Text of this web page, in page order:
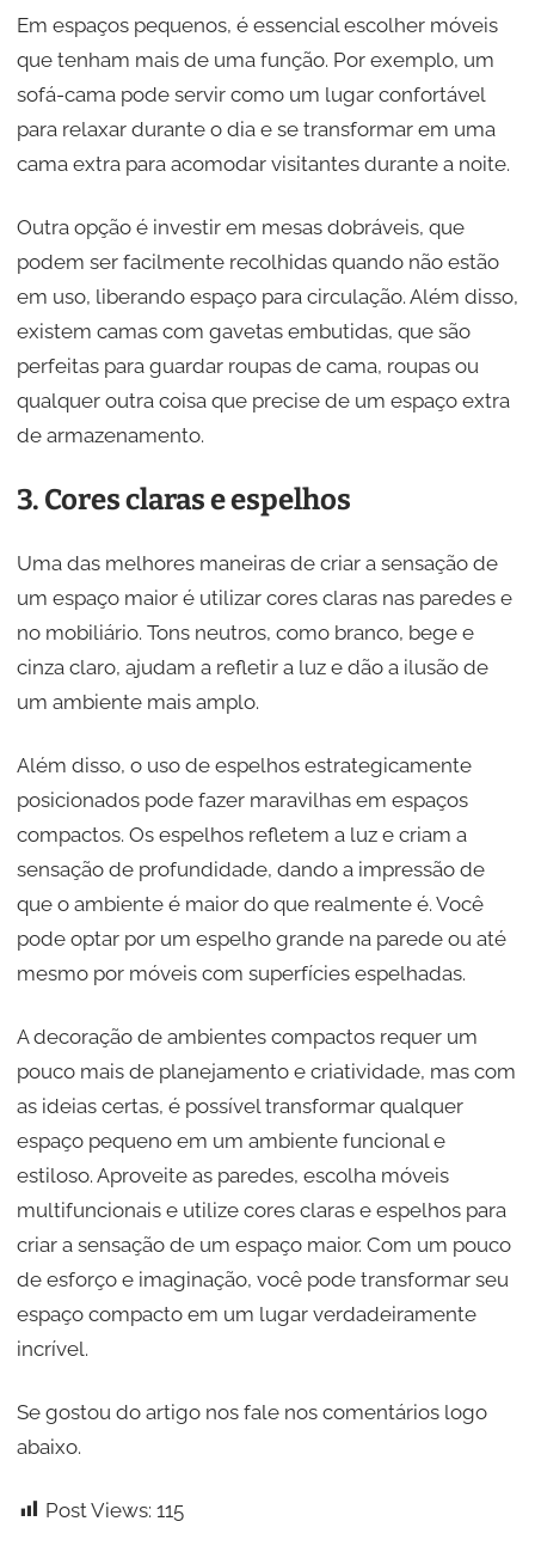
Em espaços pequenos, é essencial escolher móveis
que tenham mais de uma função. Por exemplo, um
sofá-cama pode servir como um lugar confortável
para relaxar durante o dia e se transformar em uma
cama extra para acomodar visitantes durante a noite.
Outra opção é investir em mesas dobráveis, que
podem ser facilmente recolhidas quando não estão
em uso, liberando espaço para circulação. Além disso,
existem camas com gavetas embutidas, que são
perfeitas para guardar roupas de cama, roupas ou
qualquer outra coisa que precise de um espaço extra
de armazenamento.
3. Cores claras e espelhos
Uma das melhores maneiras de criar a sensação de
um espaço maior é utilizar cores claras nas paredes e
no mobiliário. Tons neutros, como branco, bege e
cinza claro, ajudam a refletir a luz e dão a ilusão de
um ambiente mais amplo.
Além disso, o uso de espelhos estrategicamente
posicionados pode fazer maravilhas em espaços
compactos. Os espelhos refletem a luz e criam a
sensação de profundidade, dando a impressão de
que o ambiente é maior do que realmente é. Você
pode optar por um espelho grande na parede ou até
mesmo por móveis com superfícies espelhadas.
A decoração de ambientes compactos requer um
pouco mais de planejamento e criatividade, mas com
as ideias certas, é possível transformar qualquer
espaço pequeno em um ambiente funcional e
estiloso. Aproveite as paredes, escolha móveis
multifuncionais e utilize cores claras e espelhos para
criar a sensação de um espaço maior. Com um pouco
de esforço e imaginação, você pode transformar seu
espaço compacto em um lugar verdadeiramente
incrível.
Se gostou do artigo nos fale nos comentários logo
abaixo.
Post Views: 115